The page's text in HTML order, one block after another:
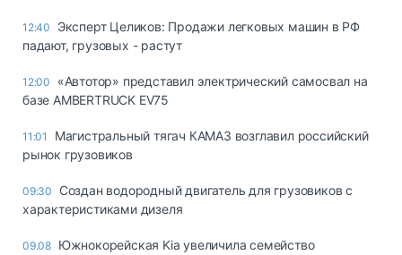
12:40
Эксперт Целиков: Продажи легковых машин в РФ
падают, грузовых - растут
12:00
«Автотор» представил электрический самосвал на
базе AMBERTRUCK EV75
11:01
Магистральный тягач КАМАЗ возглавил российский
рынок грузовиков
09:30
Создан водородный двигатель для грузовиков с
характеристиками дизеля
09.08 Южнокорейская Kia увеличила семейство